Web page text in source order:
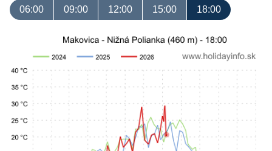
06:00 09:00 12:00 15:00 18:00